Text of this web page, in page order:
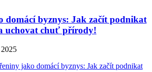
domácí byznys: Jak začít podnikat
uchovat chuť přírody!
jako domácí byznys: Jak začít podnikat